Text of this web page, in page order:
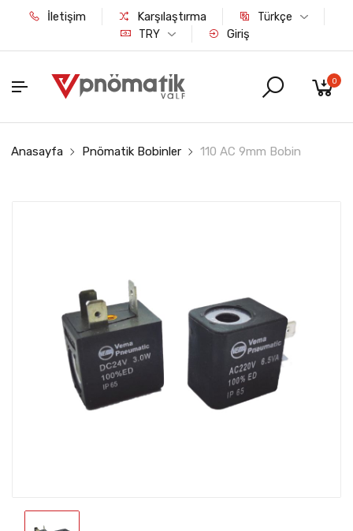
İletişim Karşılaştırma
Türkçe
TRY
Giriş
0
Anasayfa Pnömatik Bobinler 110 AC 9mm Bobin